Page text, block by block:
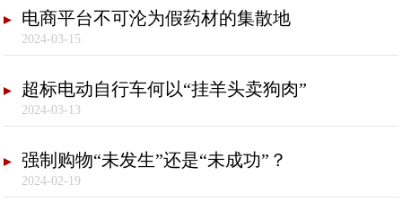
电商平台不可沦为假药材的集散地
2024-03-15
超标电动自行车何以“挂羊头卖狗肉”
2024-03-13
强制购物“未发生”还是“未成功”？
2024-02-19